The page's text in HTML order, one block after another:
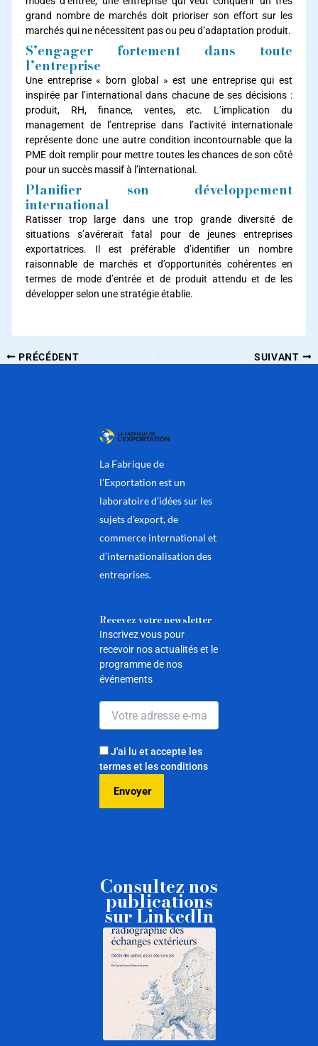
grand nombre de marchés doit prioriser son effort sur les
marchés qui ne nécessitent pas ou peu d’adaptation produit.
S’engager fortement dans toute
l’entreprise
Une entreprise « born global » est une entreprise qui est
inspirée par l’international dans chacune de ses décisions :
produit, RH, finance, ventes, etc. L’implication du
management de l’entreprise dans l’activité internationale
représente donc une autre condition incontournable que la
PME doit remplir pour mettre toutes les chances de son côté
pour un succès massif à l’international.
Planifier son développement
international
Ratisser trop large dans une trop grande diversité de
situations s’avérerait fatal pour de jeunes entreprises
exportatrices. Il est préférable d’identifier un nombre
raisonnable de marchés et d’opportunités cohérentes en
termes de mode d’entrée et de produit attendu et de les
développer selon une stratégie établie.
PRÉCÉDENT SUIVANT
La Fabrique de
l’Exportation est un
laboratoire d’idées sur les
sujets d’export, de
commerce international et
d’internationalisation des
entreprises.
Recevez votre newsletter
Inscrivez vous pour
recevoir nos actualités et le
programme de nos
événements
J'ai lu et accepte les
termes et les conditions
Consultez nos
publications
sur LinkedIn